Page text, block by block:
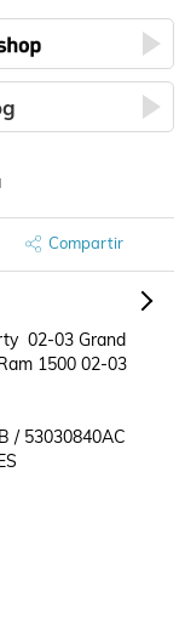
Compartir
02-03 Grand
1500 02-03
/ 53030840AC